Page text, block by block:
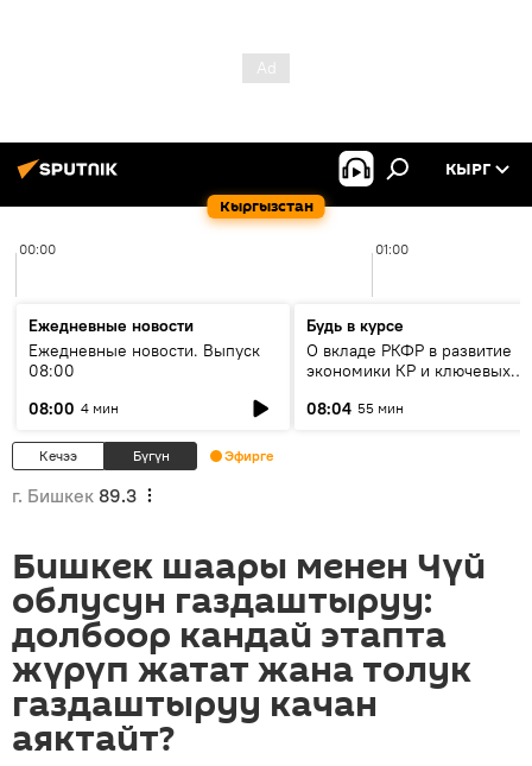
Кыргызстан
КЫРГ
00:00 01:00
Ежедневные новости
Ежедневные новости. Выпуск
08:00
08:00 4 мин
Будь в курсе
О вкладе РКФР в развитие
экономики КР и ключевых
08:04 55 мин
Кечээ Бүгүн Эфирге
г. Бишкек 89.3
Бишкек шаары менен Чүй
облусун газдаштыруу:
долбоор кандай этапта
жүрүп жатат жана толук
газдаштыруу качан
аяктайт?